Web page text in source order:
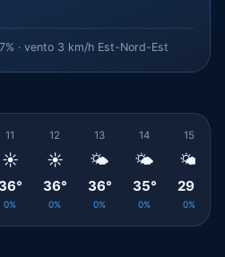
· vento 3 km/h Est-Nord-Est
11
☀️
36°
0%
12
☀️
36°
0%
13
🌤️
36°
0%
14
🌤️
35°
0%
15
🌤️
29°
0%